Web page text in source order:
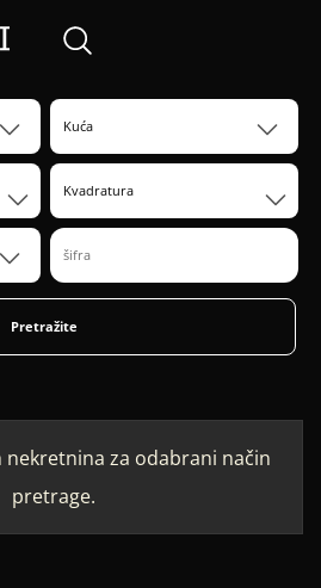
Kvadratura
Pretražite
za odabrani način
pretrage.